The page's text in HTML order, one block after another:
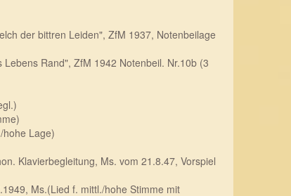
der bittren Leiden", ZfM 1937, Notenbeilage
Rand", ZfM 1942 Notenbeil. Nr.10b (3
hohe Lage)
Klavierbegleitung, Ms. vom 21.8.47, Vorspiel
Ms.(Lied f. mittl./hohe Stimme mit